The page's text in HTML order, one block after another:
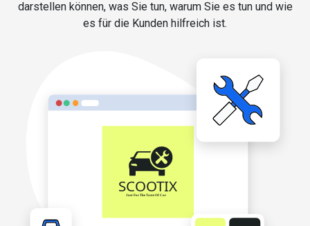
darstellen können, was Sie tun, warum Sie es tun und wie
es für die Kunden hilfreich ist.